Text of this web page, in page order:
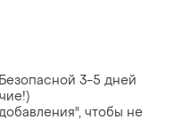
3-5 дней
чтобы не